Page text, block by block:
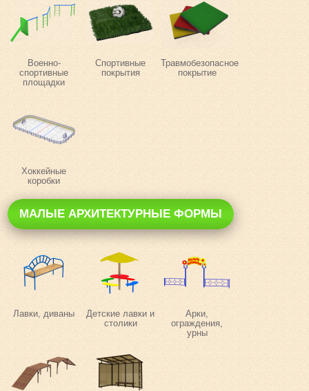
Военно-
спортивные
площадки
Спортивные
покрытия
Травмобезопасное
покрытие
Хоккейные
коробки
МАЛЫЕ АРХИТЕКТУРНЫЕ ФОРМЫ
Лавки, диваны
Детские лавки и
столики
Арки,
ограждения,
урны